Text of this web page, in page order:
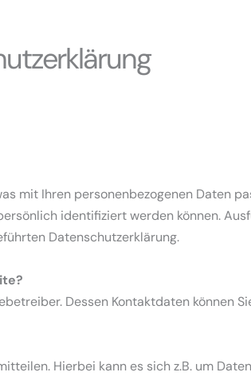
mit Ihren personenbezogenen Daten
identifiziert werden können.
Datenschutzerklärung.
Dessen Kontaktdaten können
Hierbei kann es sich z.B. um